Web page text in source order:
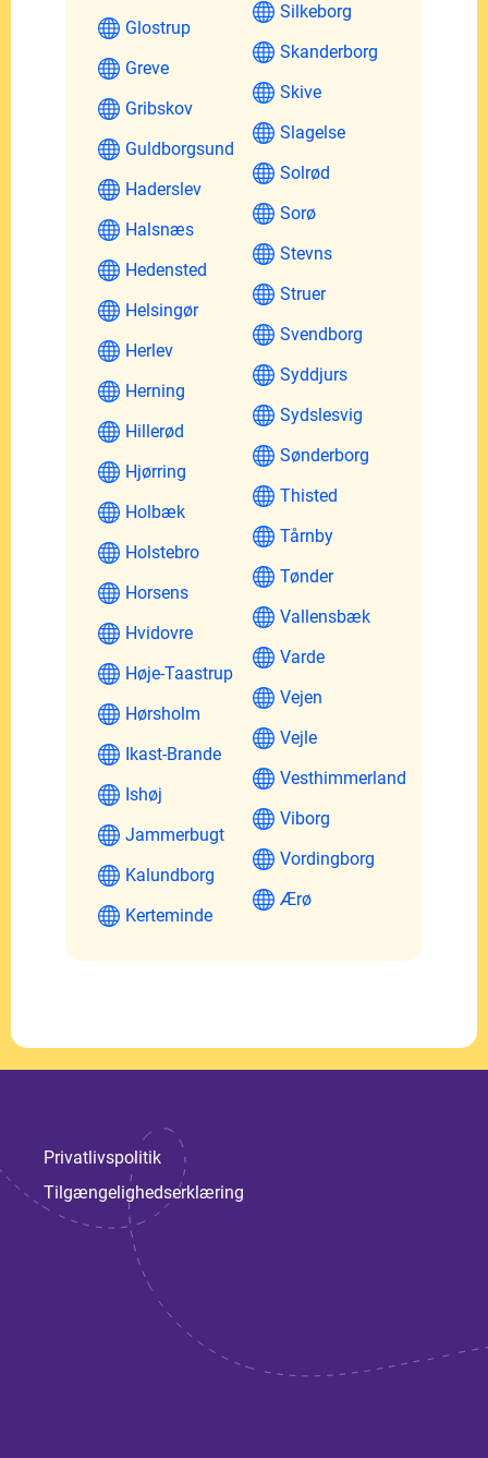
Glostrup
Greve
Gribskov
Guldborgsund
Haderslev
Halsnæs
Hedensted
Helsingør
Herlev
Herning
Hillerød
Hjørring
Holbæk
Holstebro
Horsens
Hvidovre
Høje-Taastrup
Hørsholm
Ikast-Brande
Ishøj
Jammerbugt
Kalundborg
Kerteminde
Silkeborg
Skanderborg
Skive
Slagelse
Solrød
Sorø
Stevns
Struer
Svendborg
Syddjurs
Sydslesvig
Sønderborg
Thisted
Tårnby
Tønder
Vallensbæk
Varde
Vejen
Vejle
Vesthimmerland
Viborg
Vordingborg
Ærø
Privatlivspolitik
Tilgængelighedserklæring